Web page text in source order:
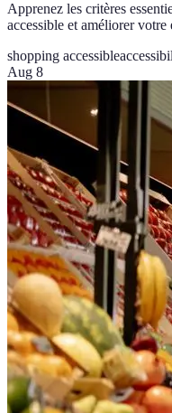
Apprenez les critères
accessible et améliorer
shopping accessible
Aug 8